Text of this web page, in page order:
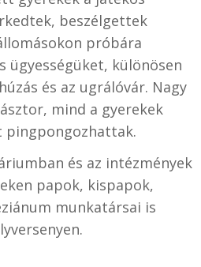
beszélgettek
próbára
ügyességüket, különösen
és az ugrálóvár. Nagy
mind a gyerekek
pingpongozhattak.
és az intézmények
papok, kispapok,
munkatársai is